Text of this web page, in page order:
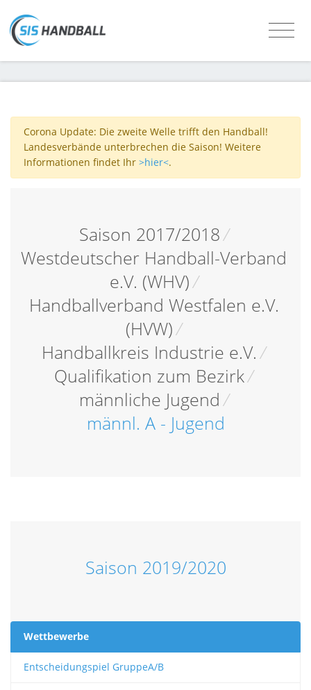
Corona Update: Die zweite Welle trifft den Handball!
Landesverbände unterbrechen die Saison! Weitere
Informationen findet Ihr >hier<.
Saison 2017/2018/
Westdeutscher Handball-Verband
e.V. (WHV)/
Handballverband Westfalen e.V.
(HVW)/
Handballkreis Industrie e.V. /
Qualifikation zum Bezirk/
männliche Jugend/
männl. A - Jugend
Saison 2019/2020
Wettbewerbe
Entscheidungspiel GruppeA/B